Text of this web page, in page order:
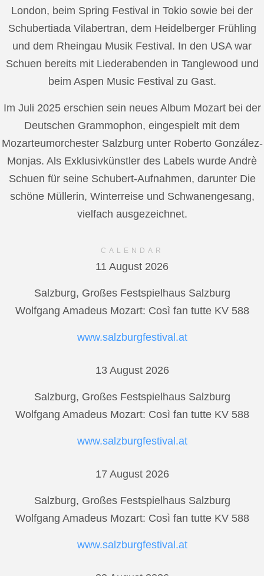
London, beim Spring Festival in Tokio sowie bei der
Schubertiada Vilabertran, dem Heidelberger Frühling
und dem Rheingau Musik Festival. In den USA war
Schuen bereits mit Liederabenden in Tanglewood und
beim Aspen Music Festival zu Gast.
Im Juli 2025 erschien sein neues Album Mozart bei der
Deutschen Grammophon, eingespielt mit dem
Mozarteumorchester Salzburg unter Roberto González-
Monjas. Als Exklusivkünstler des Labels wurde Andrè
Schuen für seine Schubert-Aufnahmen, darunter Die
schöne Müllerin, Winterreise und Schwanengesang,
vielfach ausgezeichnet.
CALENDAR
11 August 2026
Salzburg, Großes Festspielhaus Salzburg
Wolfgang Amadeus Mozart: Così fan tutte KV 588
www.salzburgfestival.at
13 August 2026
Salzburg, Großes Festspielhaus Salzburg
Wolfgang Amadeus Mozart: Così fan tutte KV 588
www.salzburgfestival.at
17 August 2026
Salzburg, Großes Festspielhaus Salzburg
Wolfgang Amadeus Mozart: Così fan tutte KV 588
www.salzburgfestival.at